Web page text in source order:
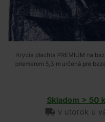
Krycia plachta PREMIUM na
priemerom 5,3 m určená pre
Skladom > 50
v utorok u